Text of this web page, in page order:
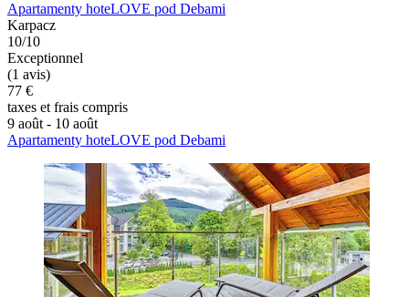
Apartamenty hoteLOVE pod Debami
Karpacz
10/10
Exceptionnel
(1 avis)
77 €
taxes et frais compris
9 août - 10 août
Apartamenty hoteLOVE pod Debami